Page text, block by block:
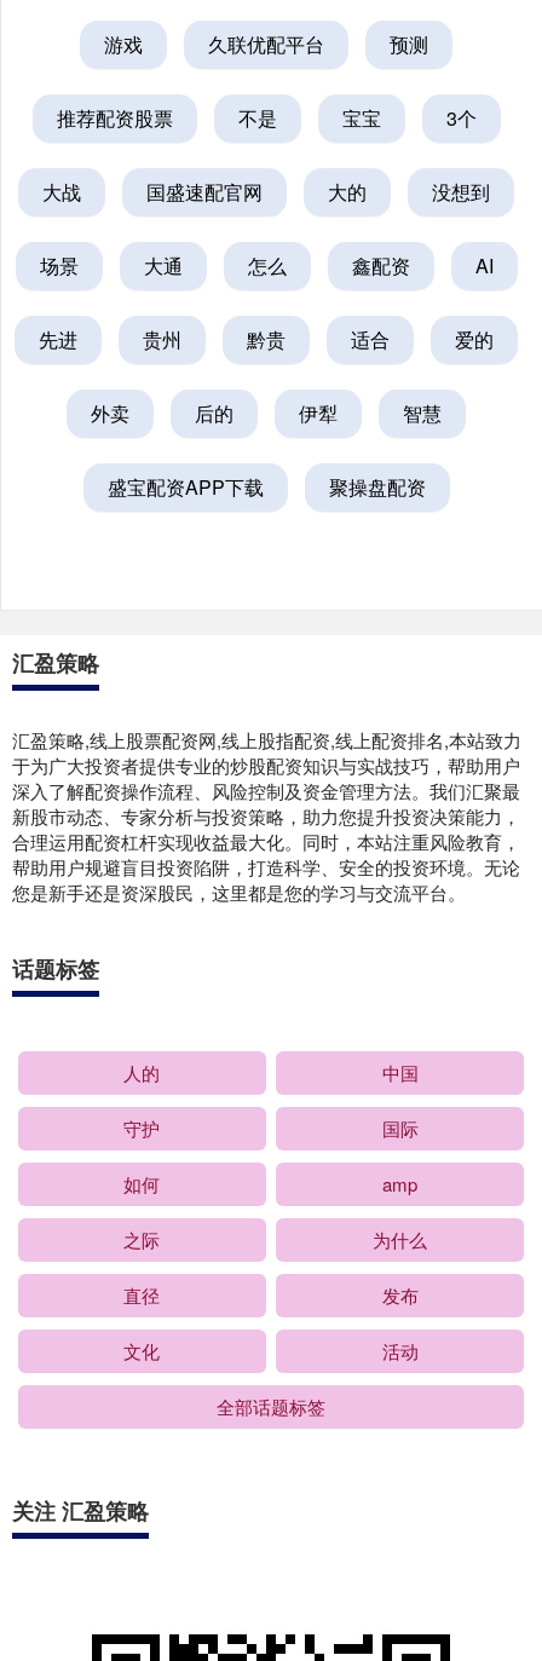
游戏 久联优配平台 预测
推荐配资股票 不是 宝宝 3个
大战 国盛速配官网 大的 没想到
场景 大通 怎么 鑫配资 AI
先进 贵州 黔贵 适合 爱的
外卖 后的 伊犁 智慧
盛宝配资APP下载 聚操盘配资
汇盈策略
汇盈策略,线上股票配资网,线上股指配资,线上配资排名,本站致力
于为广大投资者提供专业的炒股配资知识与实战技巧，帮助用户
深入了解配资操作流程、风险控制及资金管理方法。我们汇聚最
新股市动态、专家分析与投资策略，助力您提升投资决策能力，
合理运用配资杠杆实现收益最大化。同时，本站注重风险教育，
帮助用户规避盲目投资陷阱，打造科学、安全的投资环境。无论
您是新手还是资深股民，这里都是您的学习与交流平台。
话题标签
人的 中国
守护 国际
如何 amp
之际 为什么
直径 发布
文化 活动
全部话题标签
关注 汇盈策略